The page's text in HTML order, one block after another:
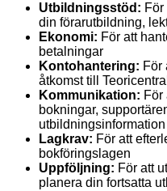
Utbildningsstöd:
din förarutbildning,
Ekonomi: För att
betalningar
Kontohantering: För
åtkomst till
Kommunikation: För
bokningar,
utbildningsinformation
Lagkrav: För att
bokföringslagen
Uppföljning: För att
planera din fortsatta